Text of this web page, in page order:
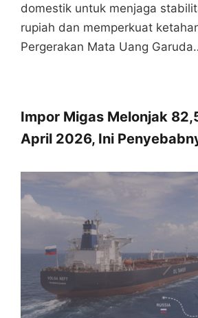
domestik untuk menjaga
rupiah dan memperkuat
Pergerakan Mata Uang
Impor Migas Melonjak
April 2026, Ini